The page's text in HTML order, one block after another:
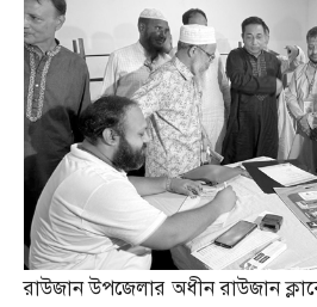
রাউজান উপজেলার অধীন রাউজান